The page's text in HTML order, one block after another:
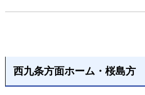
西九条方面ホーム・桜島方